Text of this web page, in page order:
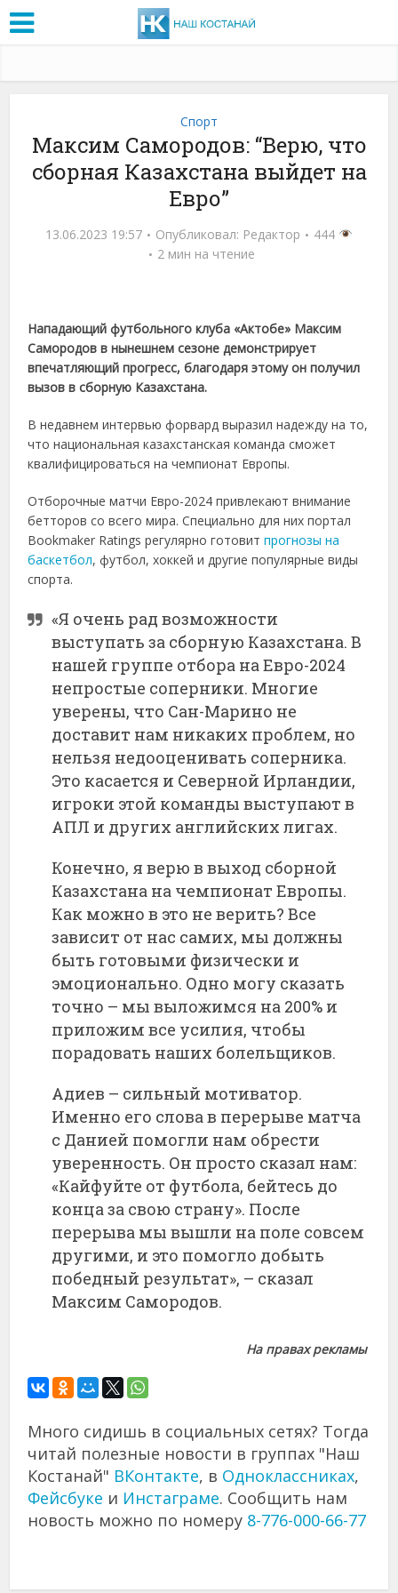
Спорт
Максим Самородов: “Верю, что
сборная Казахстана выйдет на
Евро”
13.06.2023 19:57 Опубликовал: Редактор
444
2 мин на чтение
Нападающий футбольного клуба «Актобе» Максим
Самородов в нынешнем сезоне демонстрирует
впечатляющий прогресс, благодаря этому он получил
вызов в сборную Казахстана.
В недавнем интервью форвард выразил надежду на то,
что национальная казахстанская команда сможет
квалифицироваться на чемпионат Европы.
Отборочные матчи Евро-2024 привлекают внимание
бетторов со всего мира. Специально для них портал
Bookmaker Ratings регулярно готовитпрогнозы на
баскетбол, футбол, хоккей и другие популярные виды
спорта.
«Я очень рад возможности
выступать за сборную Казахстана. В
нашей группе отбора на Евро-2024
непростые соперники. Многие
уверены, что Сан-Марино не
доставит нам никаких проблем, но
нельзя недооценивать соперника.
Это касается и Северной Ирландии,
игроки этой команды выступают в
АПЛ и других английских лигах.
Конечно, я верю в выход сборной
Казахстана на чемпионат Европы.
Как можно в это не верить? Все
зависит от нас самих, мы должны
быть готовыми физически и
эмоционально. Одно могу сказать
точно – мы выложимся на 200% и
приложим все усилия, чтобы
порадовать наших болельщиков.
Адиев – сильный мотиватор.
Именно его слова в перерыве матча
с Данией помогли нам обрести
уверенность. Он просто сказал нам:
«Кайфуйте от футбола, бейтесь до
конца за свою страну». После
перерыва мы вышли на поле совсем
другими, и это помогло добыть
победный результат», – сказал
Максим Самородов.
На правах рекламы
Много сидишь в социальных сетях? Тогда
читай полезные новости в группах "Наш
Костанай" ВКонтакте, в Одноклассниках,
Фейсбуке и Инстаграме. Сообщить нам
новость можно по номеру 8-776-000-66-77